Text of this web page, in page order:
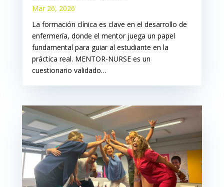
Mar 26, 2026
La formación clínica es clave en el desarrollo de
enfermería, donde el mentor juega un papel
fundamental para guiar al estudiante en la
práctica real. MENTOR-NURSE es un
cuestionario validado…